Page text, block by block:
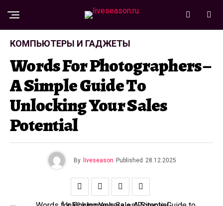
КОМПЬЮТЕРЫ И ГАДЖЕТЫ
Words For Photographers –
A Simple Guide To
Unlocking Your Sales
Potential
By liveseason Published 28.12.2025